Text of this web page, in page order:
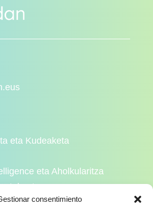
consentimiento
eta Kudeaketa
eta Aholkularitza